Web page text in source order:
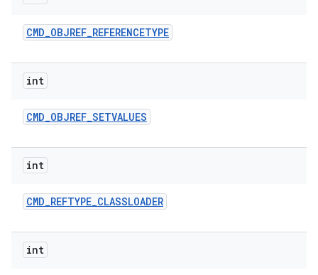
CMD_OBJREF_REFERENCETYPE
int
CMD_OBJREF_SETVALUES
int
CMD_REFTYPE_CLASSLOADER
int